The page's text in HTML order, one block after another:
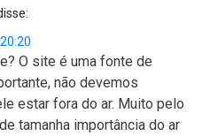
O site é uma fonte de
não devemos
estar fora do ar. Muito pelo
tamanha importância do ar